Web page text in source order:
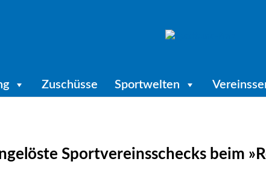
Zuschüsse Sportwelten
Sportvereinsschecks beim